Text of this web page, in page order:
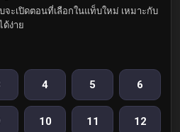
ะเปิดตอนที่เลือกในแท็บใหม่ เหมาะกับ
ง่าย
4 5 6
10 11 12